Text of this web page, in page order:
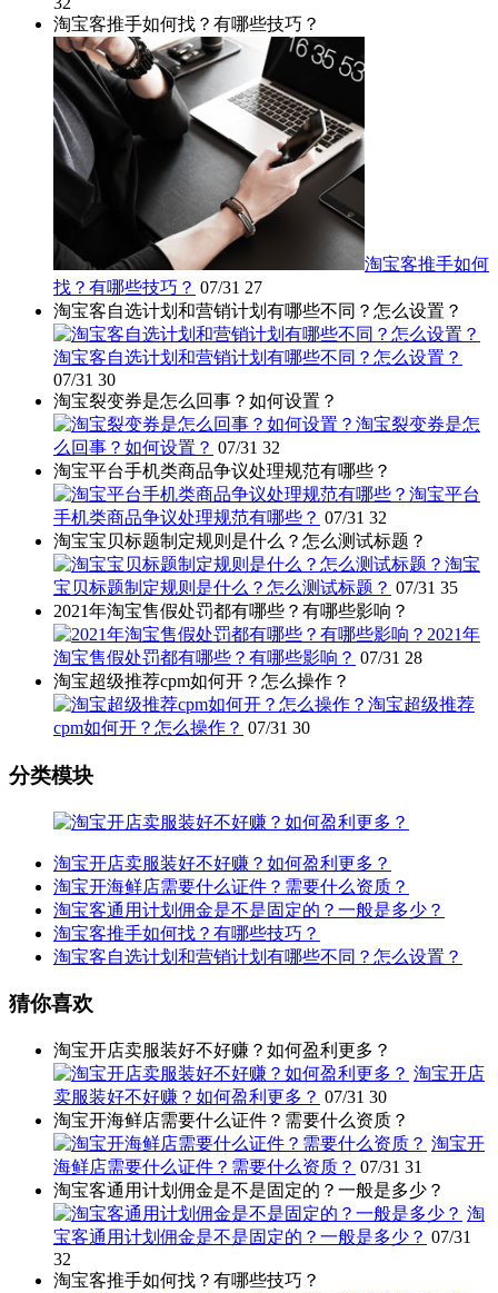
淘宝客推手如何找？有哪些技巧？
淘宝客推手如何
找？有哪些技巧？ 07/31 27
淘宝客自选计划和营销计划有哪些不同？怎么设置？
淘宝客自选计划和营销计划有哪些不同？怎么设置？
07/31 30
淘宝裂变券是怎么回事？如何设置？
淘宝裂变券是怎
么回事？如何设置？ 07/31 32
淘宝平台手机类商品争议处理规范有哪些？
淘宝平台
手机类商品争议处理规范有哪些？ 07/31 32
淘宝宝贝标题制定规则是什么？怎么测试标题？
淘宝
宝贝标题制定规则是什么？怎么测试标题？ 07/31 35
2021年淘宝售假处罚都有哪些？有哪些影响？
2021年
淘宝售假处罚都有哪些？有哪些影响？ 07/31 28
淘宝超级推荐cpm如何开？怎么操作？
淘宝超级推荐
cpm如何开？怎么操作？ 07/31 30
分类模块
淘宝开店卖服装好不好赚？如何盈利更多？
淘宝开海鲜店需要什么证件？需要什么资质？
淘宝客通用计划佣金是不是固定的？一般是多少？
淘宝客推手如何找？有哪些技巧？
淘宝客自选计划和营销计划有哪些不同？怎么设置？
猜你喜欢
淘宝开店卖服装好不好赚？如何盈利更多？
淘宝开店
卖服装好不好赚？如何盈利更多？ 07/31 30
淘宝开海鲜店需要什么证件？需要什么资质？
淘宝开
海鲜店需要什么证件？需要什么资质？ 07/31 31
淘宝客通用计划佣金是不是固定的？一般是多少？
淘
宝客通用计划佣金是不是固定的？一般是多少？ 07/31
32
淘宝客推手如何找？有哪些技巧？